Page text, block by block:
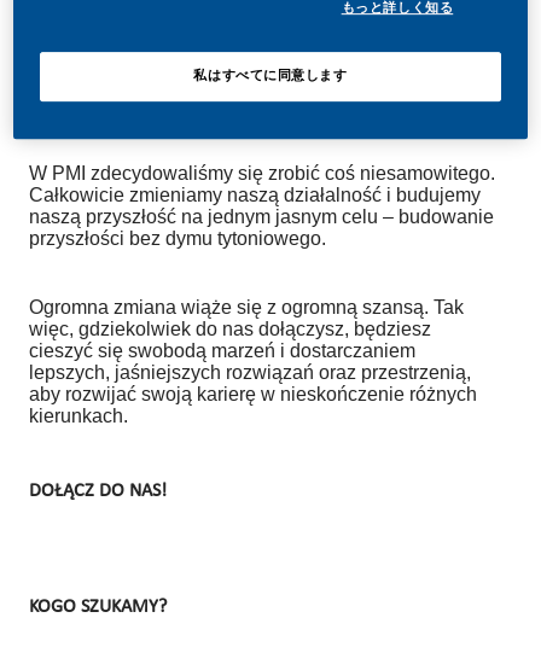
TWÓRZ Z NAMI HISTORIĘ!
W PMI zdecydowaliśmy się zrobić coś niesamowitego.
Całkowicie zmieniamy naszą działalność i budujemy
naszą przyszłość na jednym jasnym celu – budowanie
przyszłości bez dymu tytoniowego.
Ogromna zmiana wiąże się z ogromną szansą. Tak
więc, gdziekolwiek do nas dołączysz, będziesz
cieszyć się swobodą marzeń i dostarczaniem
lepszych, jaśniejszych rozwiązań oraz przestrzenią,
aby rozwijać swoją karierę w nieskończenie różnych
kierunkach.
DOŁĄCZ DO NAS!
KOGO SZUKAMY?
もっと詳しく知る
私はすべてに同意します